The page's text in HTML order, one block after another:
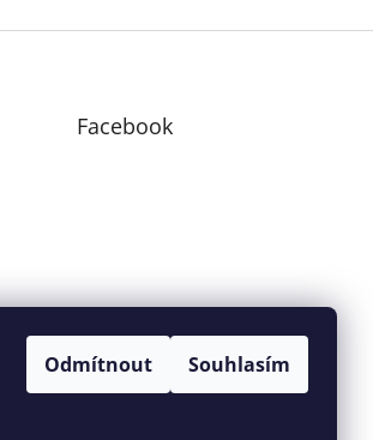
Odmítnout Souhlasím
Facebook